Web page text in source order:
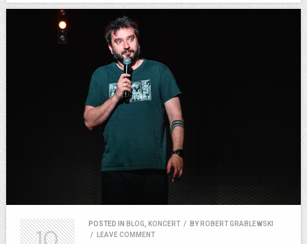
POSTED IN BLOG, KONCERT / BY ROBERT GRABLEWSKI
/
LEAVE COMMENT